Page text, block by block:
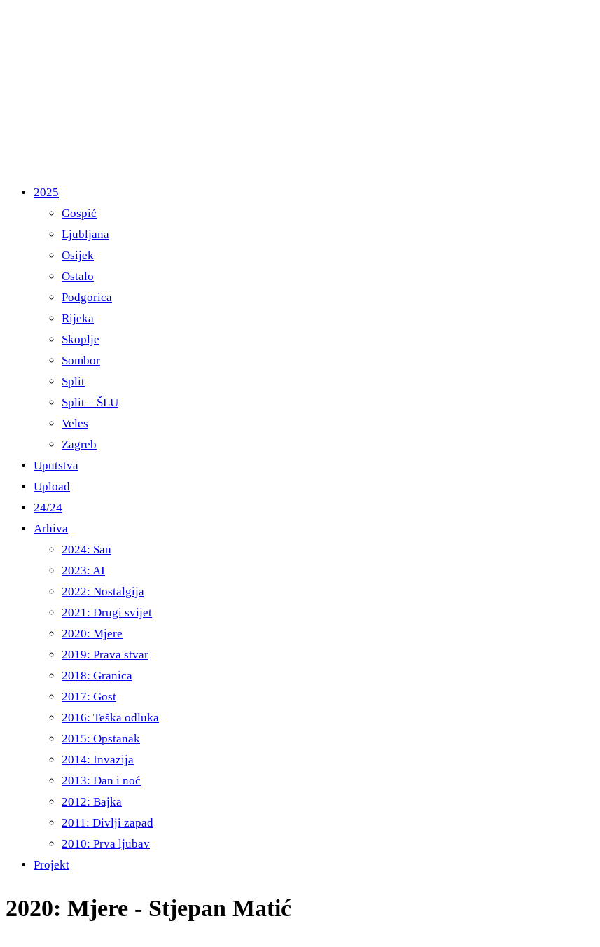
2025
Gospić
Ljubljana
Osijek
Ostalo
Podgorica
Rijeka
Skoplje
Sombor
Split
Split – ŠLU
Veles
Zagreb
Uputstva
Upload
24/24
Arhiva
2024: San
2023: AI
2022: Nostalgija
2021: Drugi svijet
2020: Mjere
2019: Prava stvar
2018: Granica
2017: Gost
2016: Teška odluka
2015: Opstanak
2014: Invazija
2013: Dan i noć
2012: Bajka
2011: Divlji zapad
2010: Prva ljubav
Projekt
2020: Mjere - Stjepan Matić